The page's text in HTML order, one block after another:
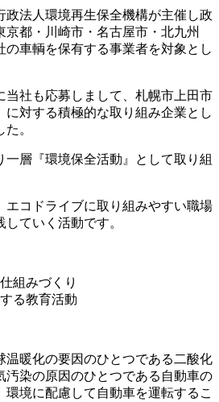
政法人環境再生保全機構が主催し政
都・川崎市・名古屋市・北九州
の車輌を保有する事業者を対象とし
当社も応募しまして、札幌市上田市
に対する積極的な取り組み企業とし
。
一層『環境保全活動』として取り組
エコドライブに取り組みやすい職場
ていく活動です。
組みづくり
る教育活動
温暖化の要因のひとつである二酸化
汚染の原因のひとつである自動車の
境に配慮して自動車を運転するこ